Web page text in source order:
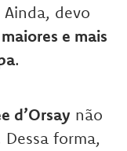
Ainda, devo
maiores e mais
.
d’Orsay não
forma,